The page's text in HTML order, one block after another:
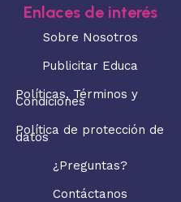
Enlaces de interés
Sobre Nosotros
Publicitar Educa
Políticas, Términos y
Condiciones
Política de protección de
datos
¿Preguntas?
Contáctanos